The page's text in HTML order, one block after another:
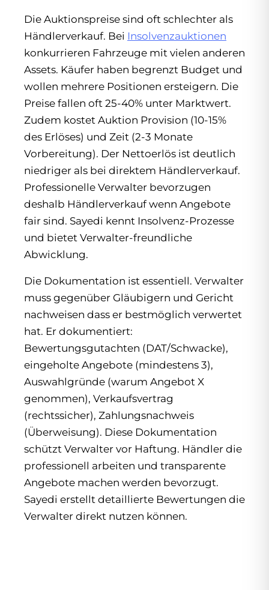
Die Auktionspreise sind oft schlechter als
Händlerverkauf. Bei Insolvenzauktionen
konkurrieren Fahrzeuge mit vielen anderen
Assets. Käufer haben begrenzt Budget und
wollen mehrere Positionen ersteigern. Die
Preise fallen oft 25-40% unter Marktwert.
Zudem kostet Auktion Provision (10-15%
des Erlöses) und Zeit (2-3 Monate
Vorbereitung). Der Nettoerlös ist deutlich
niedriger als bei direktem Händlerverkauf.
Professionelle Verwalter bevorzugen
deshalb Händlerverkauf wenn Angebote
fair sind. Sayedi kennt Insolvenz-Prozesse
und bietet Verwalter-freundliche
Abwicklung.
Die Dokumentation ist essentiell. Verwalter
muss gegenüber Gläubigern und Gericht
nachweisen dass er bestmöglich verwertet
hat. Er dokumentiert:
Bewertungsgutachten (DAT/Schwacke),
eingeholte Angebote (mindestens 3),
Auswahlgründe (warum Angebot X
genommen), Verkaufsvertrag
(rechtssicher), Zahlungsnachweis
(Überweisung). Diese Dokumentation
schützt Verwalter vor Haftung. Händler die
professionell arbeiten und transparente
Angebote machen werden bevorzugt.
Sayedi erstellt detaillierte Bewertungen die
Verwalter direkt nutzen können.